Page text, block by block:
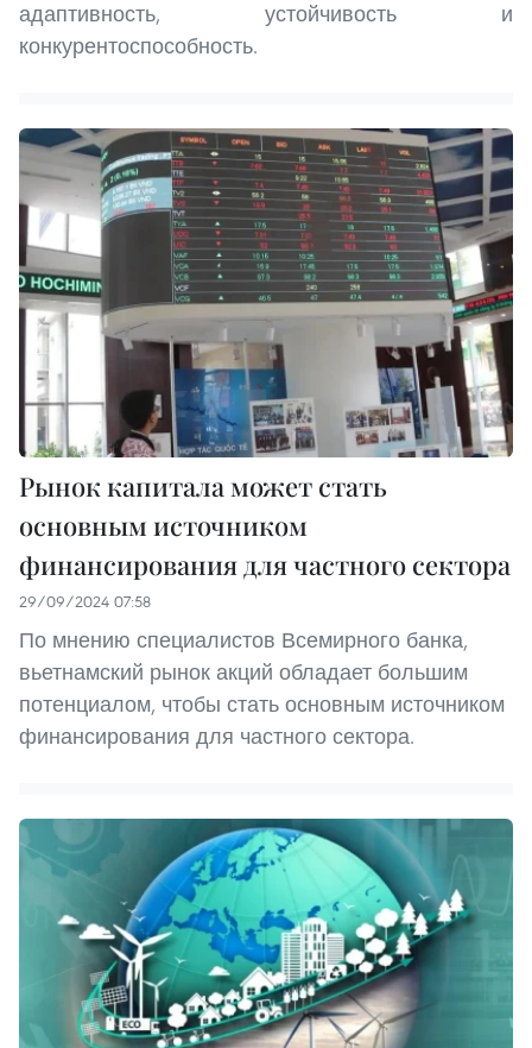
адаптивность, устойчивость и
конкурентоспособность.
Рынок капитала может стать
основным источником
финансирования для частного сектора
29/09/2024 07:58
По мнению специалистов Всемирного банка,
вьетнамский рынок акций обладает большим
потенциалом, чтобы стать основным источником
финансирования для частного сектора.